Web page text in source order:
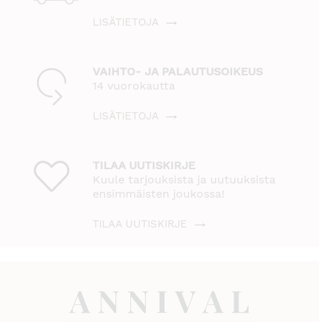
LISÄTIETOJA
VAIHTO- JA PALAUTUSOIKEUS
14 vuorokautta
LISÄTIETOJA
TILAA UUTISKIRJE
Kuule tarjouksista ja uutuuksista
ensimmäisten joukossa!
TILAA UUTISKIRJE